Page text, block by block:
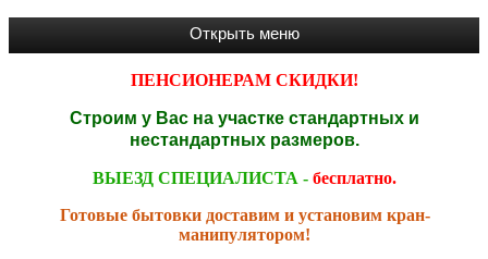
ПЕНСИОНЕРАМ СКИДКИ!
Строим у Вас на участке стандартных и
нестандартных размеров.
ВЫЕЗД СПЕЦИАЛИСТА - бесплатно.
Готовые бытовки доставим и установим кран-
манипулятором!